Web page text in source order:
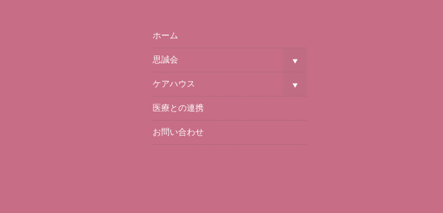
ホーム
思誠会
ケアハウス
医療との連携
お問い合わせ